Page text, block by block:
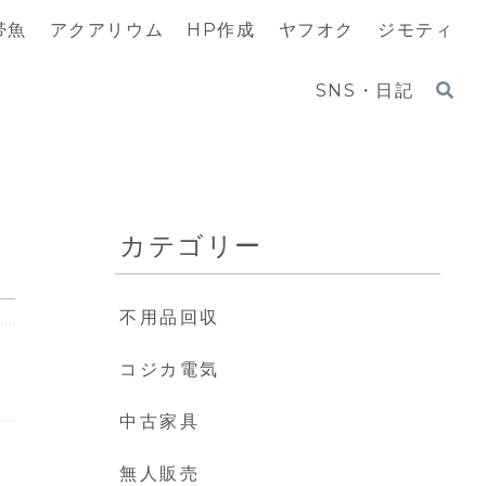
魚 アクアリウム HP作成 ヤフオク ジモティ
SNS・日記
カテゴリー
不用品回収
コジカ電気
中古家具
無人販売